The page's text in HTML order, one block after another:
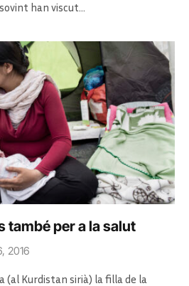
han viscut…
també per a la salut
2016
(al Kurdistan sirià) la filla de la